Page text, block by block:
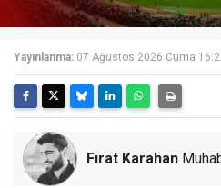
Yayınlanma: 07 Ağustos 2026 Cuma
Fırat Karahan